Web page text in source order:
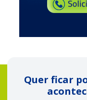
Quer ficar